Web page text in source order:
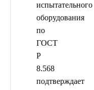
испытательного
оборудования
по
ГОСТ
Р
8.568
подтверждает